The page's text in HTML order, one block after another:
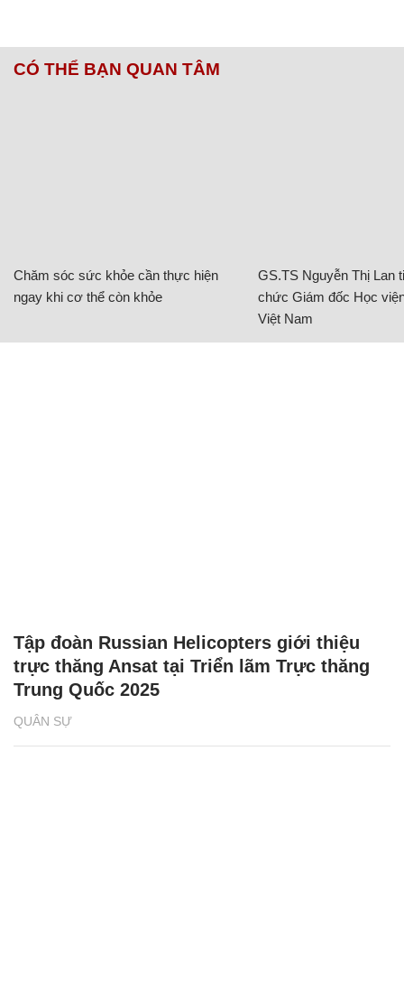
CÓ THỂ BẠN QUAN TÂM
Chăm sóc sức khỏe cần thực hiện
ngay khi cơ thể còn khỏe
GS.TS Nguyễn Thị Lan
chức Giám đốc Học
Việt Nam
QUÂN SỰ
Tập đoàn Russian Helicopters giới thiệu
trực thăng Ansat tại Triển lãm Trực thăng
Trung Quốc 2025